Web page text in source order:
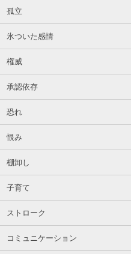
孤立
氷ついた感情
権威
承認依存
恐れ
恨み
棚卸し
子育て
ストローク
コミュニケーション